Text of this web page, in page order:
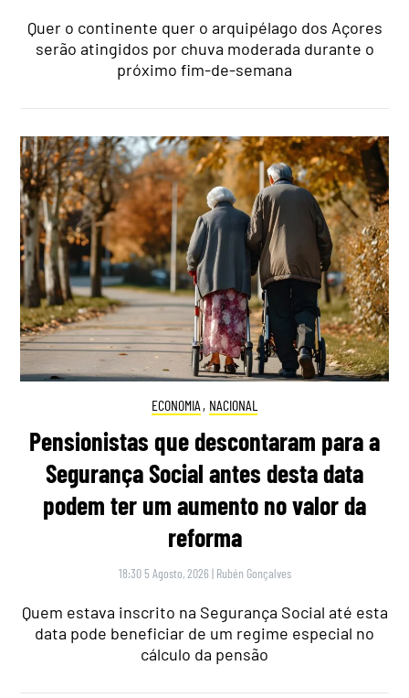
Quer o continente quer o arquipélago dos Açores
serão atingidos por chuva moderada durante o
próximo fim-de-semana
ECONOMIA , NACIONAL
Pensionistas que descontaram para a
Segurança Social antes desta data
podem ter um aumento no valor da
reforma
18:30 5 Agosto, 2026 | Rubén Gonçalves
Quem estava inscrito na Segurança Social até esta
data pode beneficiar de um regime especial no
cálculo da pensão